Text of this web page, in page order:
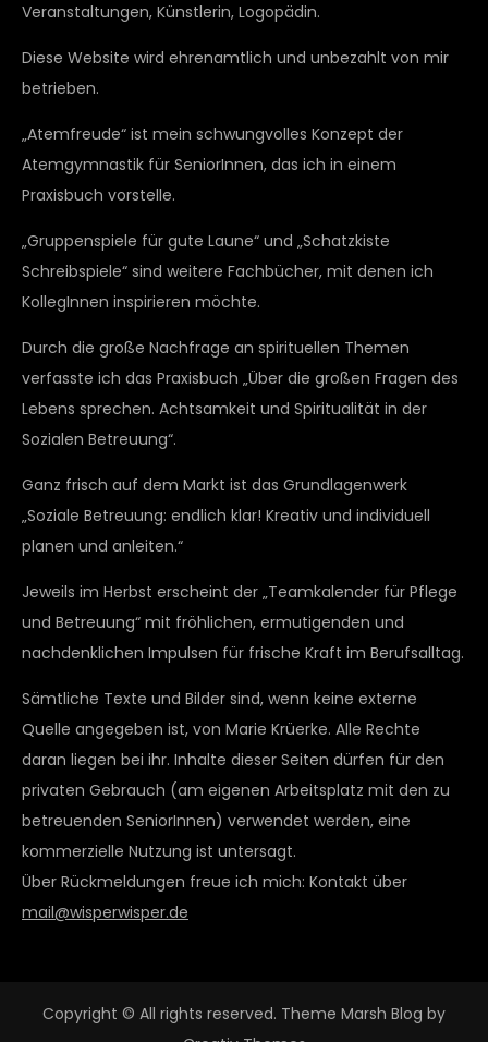
Veranstaltungen, Künstlerin, Logopädin.
Diese Website wird ehrenamtlich und unbezahlt von mir
betrieben.
„Atemfreude“ ist mein schwungvolles Konzept der
Atemgymnastik für SeniorInnen, das ich in einem
Praxisbuch vorstelle.
„Gruppenspiele für gute Laune“ und „Schatzkiste
Schreibspiele“ sind weitere Fachbücher, mit denen ich
KollegInnen inspirieren möchte.
Durch die große Nachfrage an spirituellen Themen
verfasste ich das Praxisbuch „Über die großen Fragen des
Lebens sprechen. Achtsamkeit und Spiritualität in der
Sozialen Betreuung“.
Ganz frisch auf dem Markt ist das Grundlagenwerk
„Soziale Betreuung: endlich klar! Kreativ und individuell
planen und anleiten.“
Jeweils im Herbst erscheint der „Teamkalender für Pflege
und Betreuung“ mit fröhlichen, ermutigenden und
nachdenklichen Impulsen für frische Kraft im Berufsalltag.
Sämtliche Texte und Bilder sind, wenn keine externe
Quelle angegeben ist, von Marie Krüerke. Alle Rechte
daran liegen bei ihr. Inhalte dieser Seiten dürfen für den
privaten Gebrauch (am eigenen Arbeitsplatz mit den zu
betreuenden SeniorInnen) verwendet werden, eine
kommerzielle Nutzung ist untersagt.
Über Rückmeldungen freue ich mich: Kontakt über
mail@wisperwisper.de
Copyright © All rights reserved. Theme Marsh Blog by